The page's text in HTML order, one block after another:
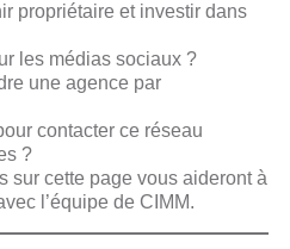
propriétaire et investir dans
les médias sociaux ?
une agence par
contacter ce réseau
?
sur cette page vous aideront à
l’équipe de CIMM.